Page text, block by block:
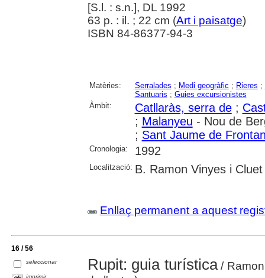
[S.l. : s.n.], DL 1992
63 p. : il. ; 22 cm (Art i paisatge)
ISBN 84-86377-94-3
Matèries: Serralades ; Medi geogràfic ; Rieres ;
Santuaris ; Guies excursionistes
Àmbit:
Catllaràs, serra de;
; Malanyeu - Nou de
; Sant Jaume de
Cronologia: 1992
Localització: B. Ramon Vinyes i
Enllaç permanent a aquest
16 / 56
seleccionar
imprimir
Rupit: guia turística/ Ramon